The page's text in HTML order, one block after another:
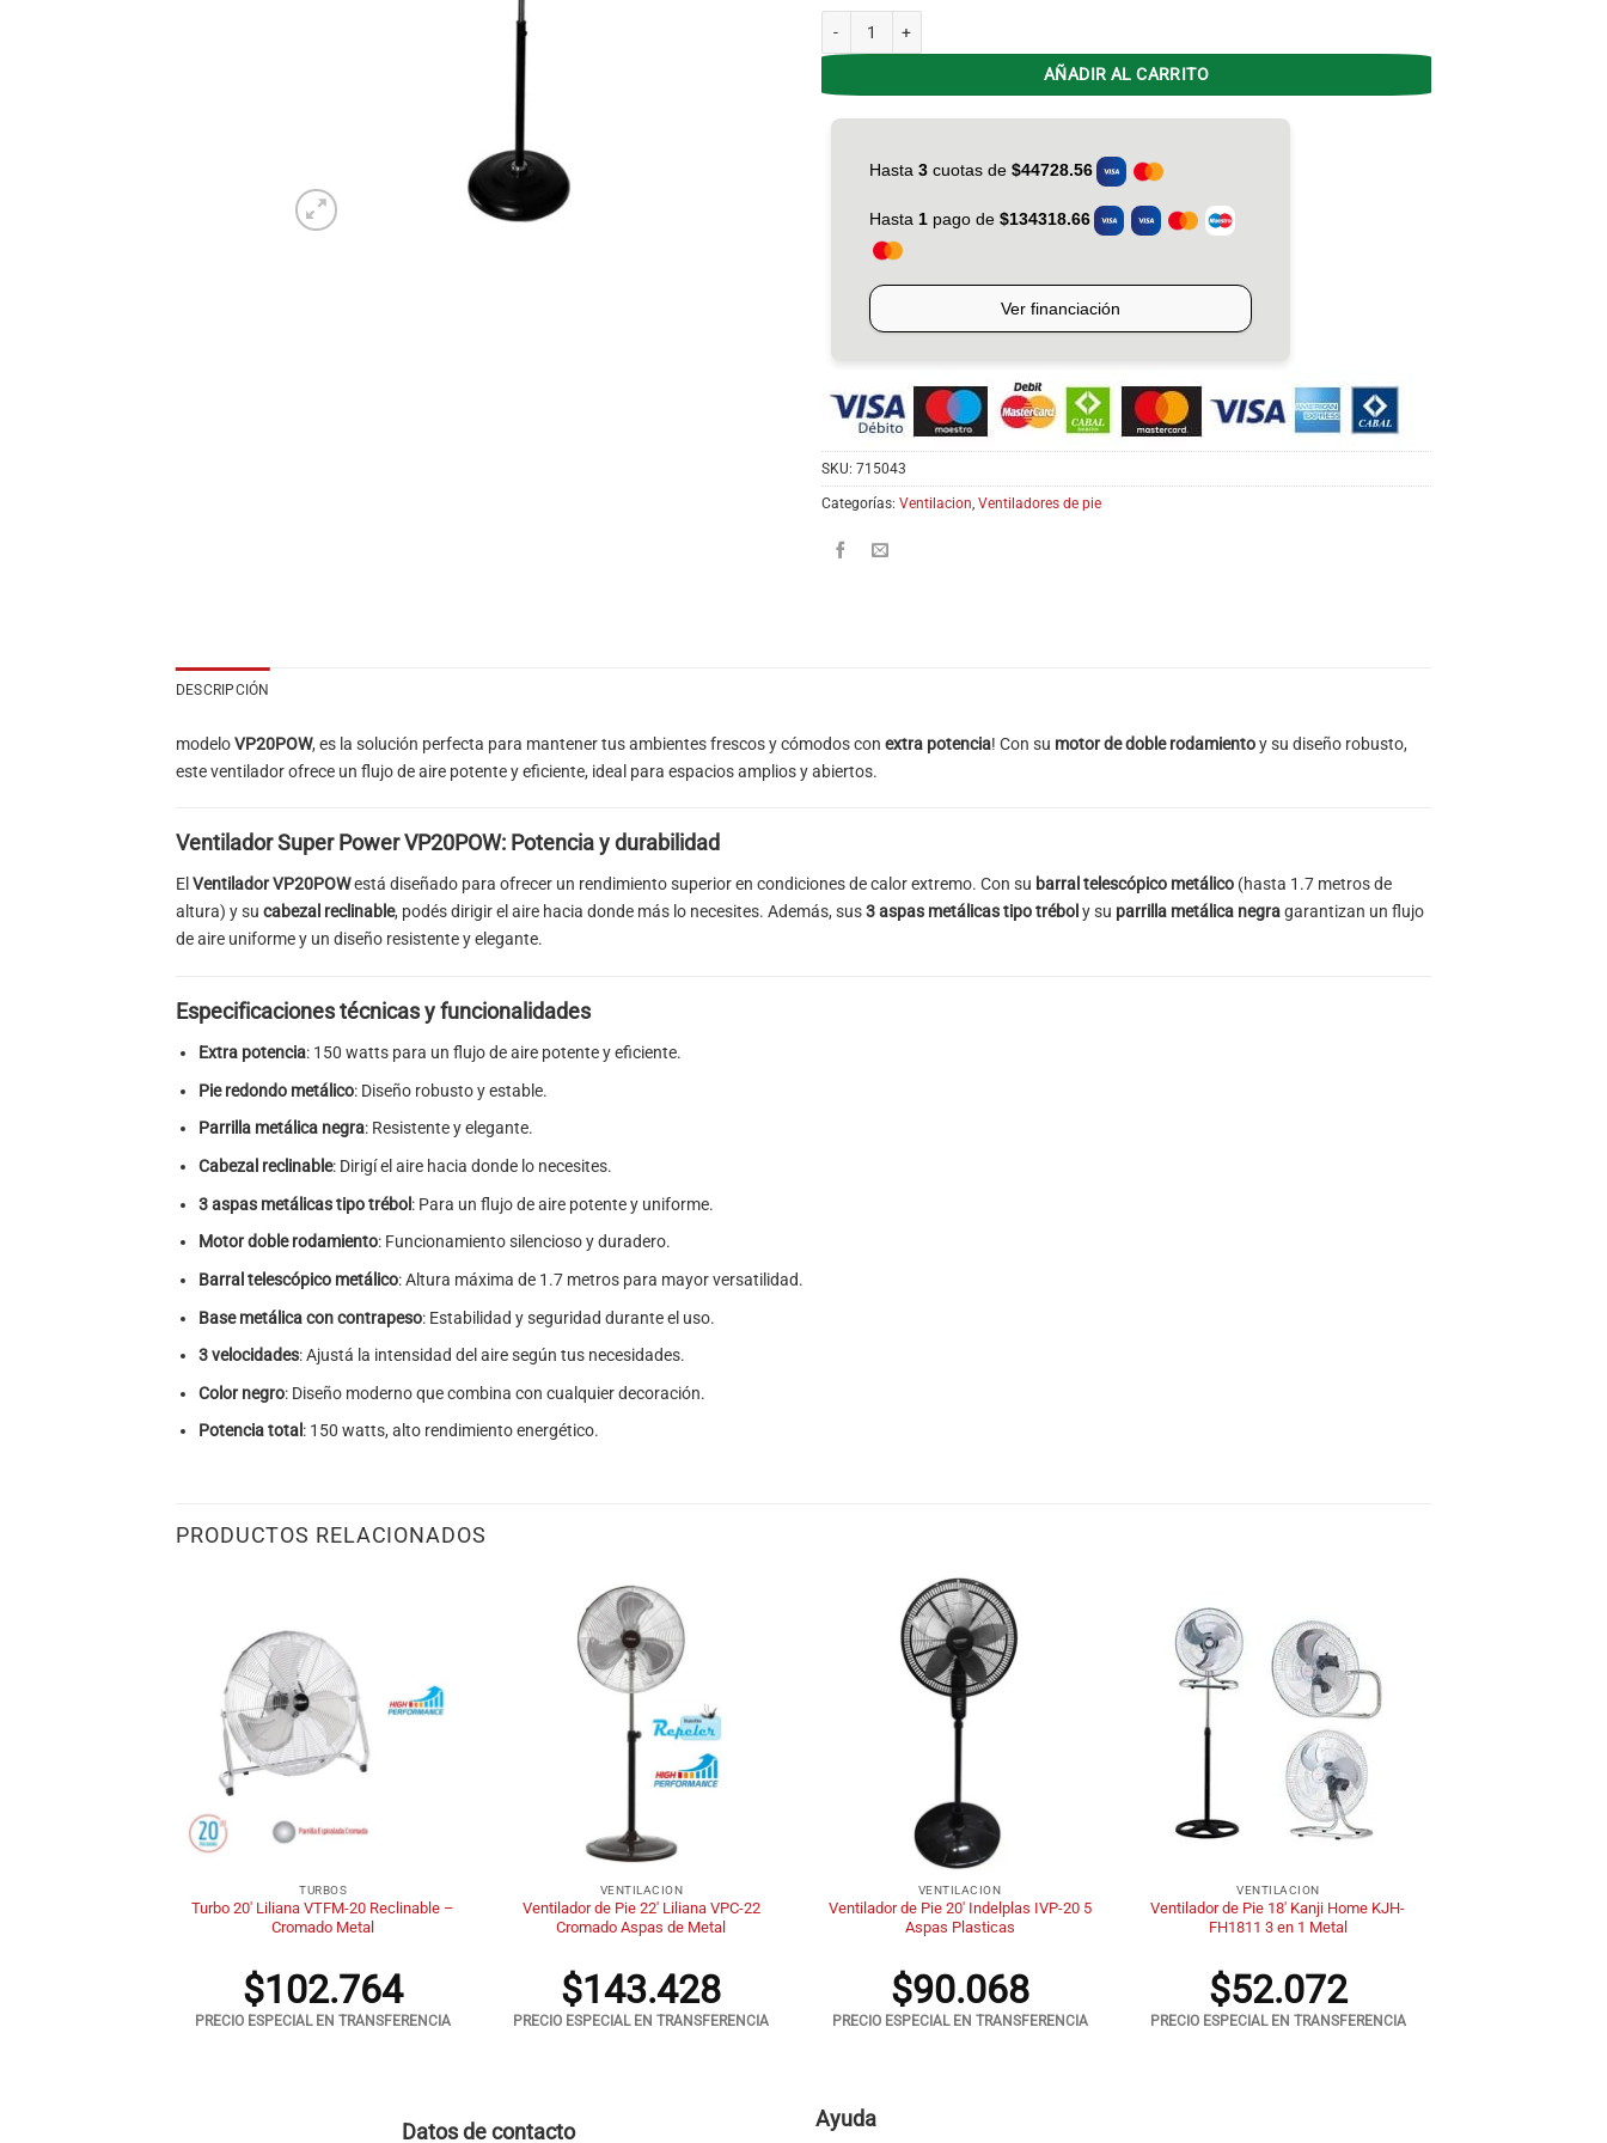
AÑADIR AL CARRITO
SKU: 715043
Categorías: Ventilacion, Ventiladores de pie
DESCRIPCIÓN
modeloVP20POW, es la solución perfecta para mantener tus ambientes frescos y cómodos con extra potencia! Con su motor de doble rodamientoy su diseño robusto,
este ventilador ofrece un flujo de aire potente y eficiente, ideal para espacios amplios y abiertos.
Ventilador Super Power VP20POW: Potencia y durabilidad
ElVentilador VP20POWestá diseñado para ofrecer un rendimiento superior en condiciones de calor extremo. Con su barral telescópico metálico (hasta 1.7 metros de
altura) y su cabezal reclinable, podés dirigir el aire hacia donde más lo necesites. Además, sus3 aspas metálicas tipo tréboly su parrilla metálica negragarantizan un flujo
de aire uniforme y un diseño resistente y elegante.
Especificaciones técnicas y funcionalidades
Extra potencia: 150 watts para un flujo de aire potente y eficiente.
Pie redondo metálico: Diseño robusto y estable.
Parrilla metálica negra: Resistente y elegante.
Cabezal reclinable: Dirigí el aire hacia donde lo necesites.
3 aspas metálicas tipo trébol : Para un flujo de aire potente y uniforme.
Motor doble rodamiento: Funcionamiento silencioso y duradero.
Barral telescópico metálico: Altura máxima de 1.7 metros para mayor versatilidad.
Base metálica con contrapeso: Estabilidad y seguridad durante el uso.
3 velocidades: Ajustá la intensidad del aire según tus necesidades.
Color negro: Diseño moderno que combina con cualquier decoración.
Potencia total: 150 watts, alto rendimiento energético.
PRODUCTOS RELACIONADOS
+
TURBOS
Turbo 20′ Liliana VTFM-20 Reclinable –
Cromado Metal
$102.764
PRECIO ESPECIAL EN TRANSFERENCIA
VENTILACION
Ventilador de Pie 22′ Liliana VPC-22
Cromado Aspas de Metal
$143.428
PRECIO ESPECIAL EN TRANSFERENCIA
VENTILACION
Ventilador de Pie 20′ Indelplas IVP-20 5
Aspas Plasticas
$90.068
PRECIO ESPECIAL EN TRANSFERENCIA
VENTILACION
Ventilador de Pie 18′ Kanji Home KJH-
FH1811 3 en 1 Metal
$52.072
PRECIO ESPECIAL EN TRANSFERENCIA
Datos de contacto
Ayuda